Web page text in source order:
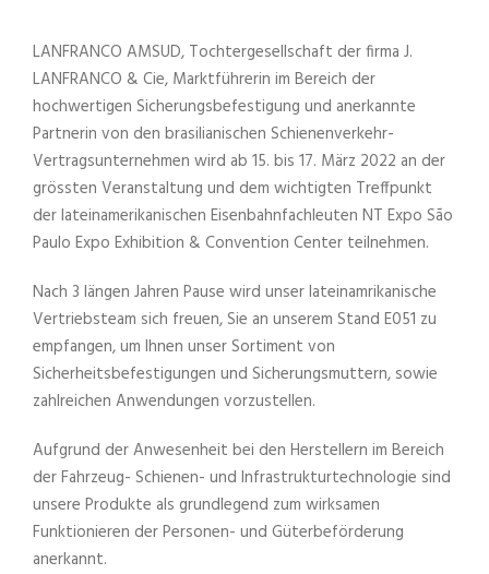
LANFRANCO AMSUD, Tochtergesellschaft der firma J.
LANFRANCO & Cie, Marktführerin im Bereich der
hochwertigen Sicherungsbefestigung und anerkannte
Partnerin von den brasilianischen Schienenverkehr-
Vertragsunternehmen wird ab 15. bis 17. März 2022 an der
grössten Veranstaltung und dem wichtigten Treffpunkt
der lateinamerikanischen Eisenbahnfachleuten NT Expo São
Paulo Expo Exhibition & Convention Center teilnehmen.
Nach 3 längen Jahren Pause wird unser lateinamrikanische
Vertriebsteam sich freuen, Sie an unserem Stand E051 zu
empfangen, um Ihnen unser Sortiment von
Sicherheitsbefestigungen und Sicherungsmuttern, sowie
zahlreichen Anwendungen vorzustellen.
Aufgrund der Anwesenheit bei den Herstellern im Bereich
der Fahrzeug- Schienen- und Infrastrukturtechnologie sind
unsere Produkte als grundlegend zum wirksamen
Funktionieren der Personen- und Güterbeförderung
anerkannt.